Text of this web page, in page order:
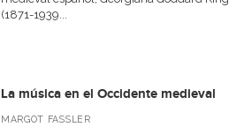
(1871-1939...
La música en el Occidente medieval
MARGOT FASSLER